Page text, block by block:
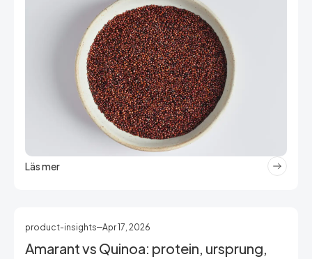
Läs mer
product-insights Apr 17, 2026
Amarant vs Quinoa: protein, ursprung,